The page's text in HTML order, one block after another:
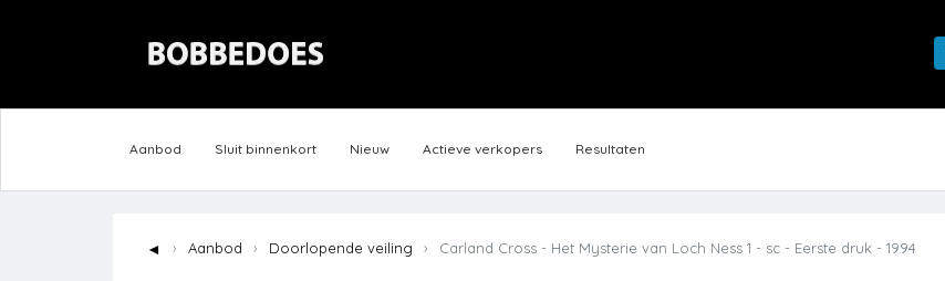
Aanbod Sluit binnenkort Nieuw Actieve verkopers Resultaten
◄ Aanbod Doorlopende veiling Carland Cross - Het Mysterie van Loch Ness 1 - sc - Eerste druk - 1994